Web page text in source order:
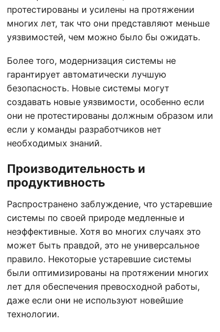
протестированы и усилены на протяжении
многих лет, так что они представляют меньше
уязвимостей, чем можно было бы ожидать.
Более того, модернизация системы не
гарантирует автоматически лучшую
безопасность. Новые системы могут
создавать новые уязвимости, особенно если
они не протестированы должным образом или
если у команды разработчиков нет
необходимых знаний.
Производительность и
продуктивность
Распространено заблуждение, что устаревшие
системы по своей природе медленные и
неэффективные. Хотя во многих случаях это
может быть правдой, это не универсальное
правило. Некоторые устаревшие системы
были оптимизированы на протяжении многих
лет для обеспечения превосходной работы,
даже если они не используют новейшие
технологии.